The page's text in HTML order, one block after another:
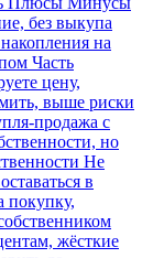
без выкупа
на
Часть
цену,
выше риски
с
но
Не
в
покупку,
жёсткие